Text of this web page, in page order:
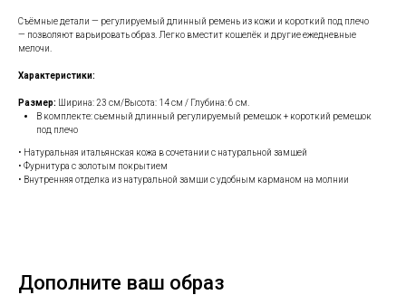
Съёмные детали — регулируемый длинный ремень из кожи и короткий под плечо
— позволяют варьировать образ. Легко вместит кошелёк и другие ежедневные
мелочи.
Характеристики:
Размер:
Ширина: 23 см/Высота: 14 см / Глубина: 6 см.
В комплекте: сьемный длинный регулируемый ремешок + короткий ремешок
под плечо
• Натуральная итальянская кожа в сочетании с натуральной замшей
• Фурнитура с золотым покрытием
• Внутренняя отделка из натуральной замши с удобным карманом на молнии
Дополните ваш образ